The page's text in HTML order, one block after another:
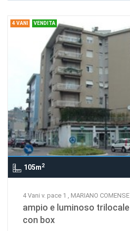
4 VANI VENDITA
105m2
4 Vani v. pace 1 , MARIANO COMENSE
ampio e luminoso trilocale
con box